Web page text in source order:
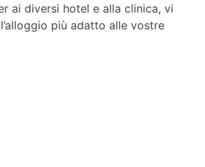
ai diversi hotel e alla clinica, vi
più adatto alle vostre